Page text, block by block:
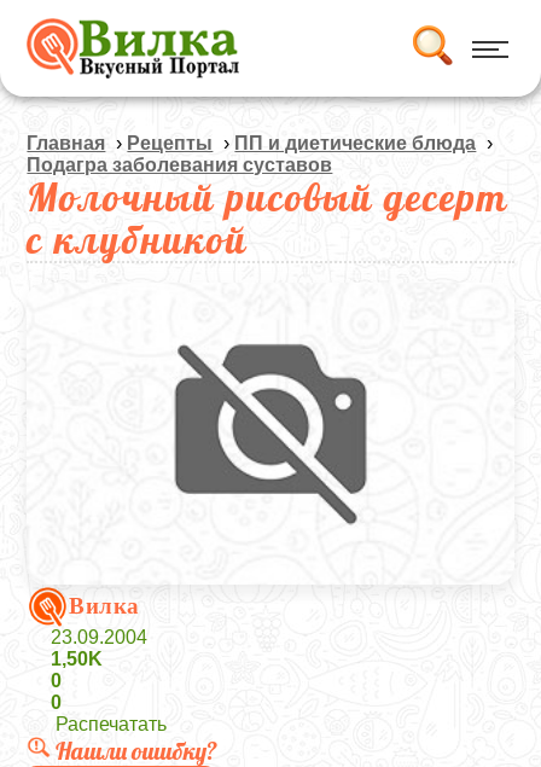
Главная › Рецепты › ПП и диетические блюда ›
Подагра заболевания суставов
Молочный рисовый десерт
с клубникой
Вилка
23.09.2004
1,50K
0
0
Распечатать
Нашли ошибку?